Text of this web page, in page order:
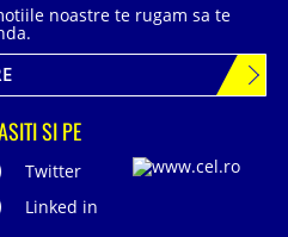
noastre te rugam sa te
SI PE
Twitter
Linked in